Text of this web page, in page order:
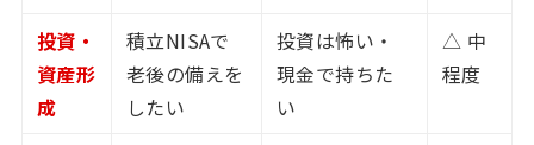
投資・
資産形
成
積立NISAで
老後の備えを
したい
投資は怖い・
現金で持ちた
い
△ 中
程度